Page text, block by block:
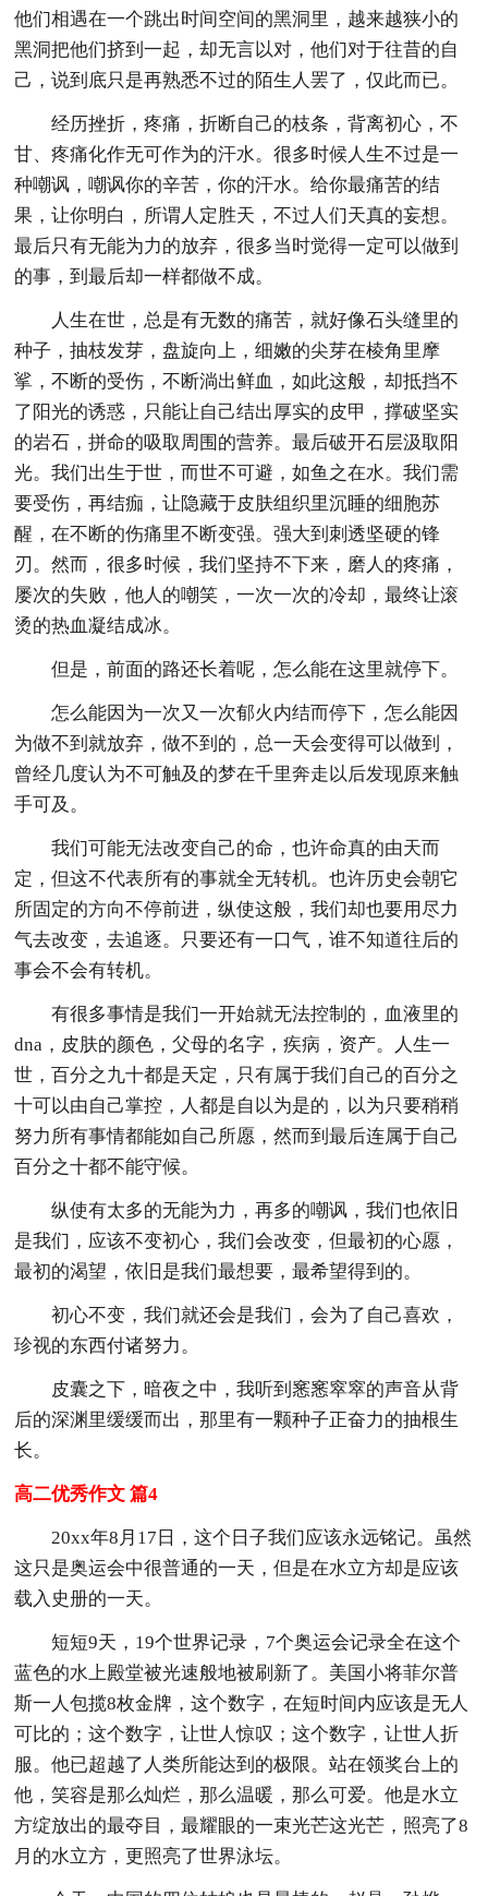
他们相遇在一个跳出时间空间的黑洞里，越来越狭小的
黑洞把他们挤到一起，却无言以对，他们对于往昔的自
己，说到底只是再熟悉不过的陌生人罢了，仅此而已。
经历挫折，疼痛，折断自己的枝条，背离初心，不
甘、疼痛化作无可作为的汗水。很多时候人生不过是一
种嘲讽，嘲讽你的辛苦，你的汗水。给你最痛苦的结
果，让你明白，所谓人定胜天，不过人们天真的妄想。
最后只有无能为力的放弃，很多当时觉得一定可以做到
的事，到最后却一样都做不成。
人生在世，总是有无数的痛苦，就好像石头缝里的
种子，抽枝发芽，盘旋向上，细嫩的尖芽在棱角里摩
挲，不断的受伤，不断淌出鲜血，如此这般，却抵挡不
了阳光的诱惑，只能让自己结出厚实的皮甲，撑破坚实
的岩石，拼命的吸取周围的营养。最后破开石层汲取阳
光。我们出生于世，而世不可避，如鱼之在水。我们需
要受伤，再结痂，让隐藏于皮肤组织里沉睡的细胞苏
醒，在不断的伤痛里不断变强。强大到刺透坚硬的锋
刃。然而，很多时候，我们坚持不下来，磨人的疼痛，
屡次的失败，他人的嘲笑，一次一次的冷却，最终让滚
烫的热血凝结成冰。
但是，前面的路还长着呢，怎么能在这里就停下。
怎么能因为一次又一次郁火内结而停下，怎么能因
为做不到就放弃，做不到的，总一天会变得可以做到，
曾经几度认为不可触及的梦在千里奔走以后发现原来触
手可及。
我们可能无法改变自己的命，也许命真的由天而
定，但这不代表所有的事就全无转机。也许历史会朝它
所固定的方向不停前进，纵使这般，我们却也要用尽力
气去改变，去追逐。只要还有一口气，谁不知道往后的
事会不会有转机。
有很多事情是我们一开始就无法控制的，血液里的
dna，皮肤的颜色，父母的名字，疾病，资产。人生一
世，百分之九十都是天定，只有属于我们自己的百分之
十可以由自己掌控，人都是自以为是的，以为只要稍稍
努力所有事情都能如自己所愿，然而到最后连属于自己
百分之十都不能守候。
纵使有太多的无能为力，再多的嘲讽，我们也依旧
是我们，应该不变初心，我们会改变，但最初的心愿，
最初的渴望，依旧是我们最想要，最希望得到的。
初心不变，我们就还会是我们，会为了自己喜欢，
珍视的东西付诸努力。
皮囊之下，暗夜之中，我听到窸窸窣窣的声音从背
后的深渊里缓缓而出，那里有一颗种子正奋力的抽根生
长。
高二优秀作文 篇4
20xx年8月17日，这个日子我们应该永远铭记。虽然
这只是奥运会中很普通的一天，但是在水立方却是应该
载入史册的一天。
短短9天，19个世界记录，7个奥运会记录全在这个
蓝色的水上殿堂被光速般地被刷新了。美国小将菲尔普
斯一人包揽8枚金牌，这个数字，在短时间内应该是无人
可比的；这个数字，让世人惊叹；这个数字，让世人折
服。他已超越了人类所能达到的极限。站在领奖台上的
他，笑容是那么灿烂，那么温暖，那么可爱。他是水立
方绽放出的最夺目，最耀眼的一束光芒这光芒，照亮了8
月的水立方，更照亮了世界泳坛。